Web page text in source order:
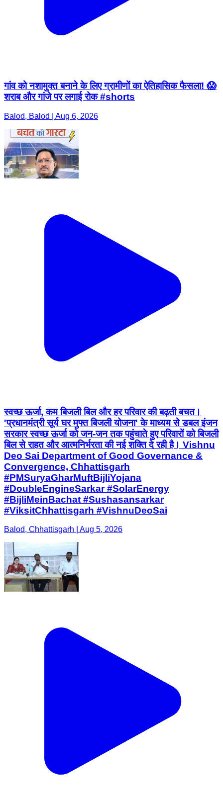
गांव को नशामुक्त बनाने के लिए ग्रामीणों का ऐतिहासिक फैसला! 😱
शराब और गांजे पर लगाई रोक #shorts
Balod, Balod | Aug 6, 2026
स्वच्छ ऊर्जा, कम बिजली बिल और हर परिवार की बढ़ती बचत।
'प्रधानमंत्री सूर्य घर मुफ्त बिजली योजना' के माध्यम से डबल इंजन
सरकार स्वच्छ ऊर्जा को जन-जन तक पहुंचाते हुए परिवारों को बिजली
बिल से राहत और आत्मनिर्भरता की नई शक्ति दे रही है। Vishnu
Deo Sai Department of Good Governance &
Convergence, Chhattisgarh
#PMSuryaGharMuftBijliYojana
#DoubleEngineSarkar #SolarEnergy
#BijliMeinBachat #Sushasansarkar
#ViksitChhattisgarh #VishnuDeoSai
Balod, Chhattisgarh | Aug 5, 2026